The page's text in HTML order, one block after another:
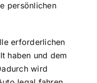
persönlichen
erforderlichen
haben und dem
wird